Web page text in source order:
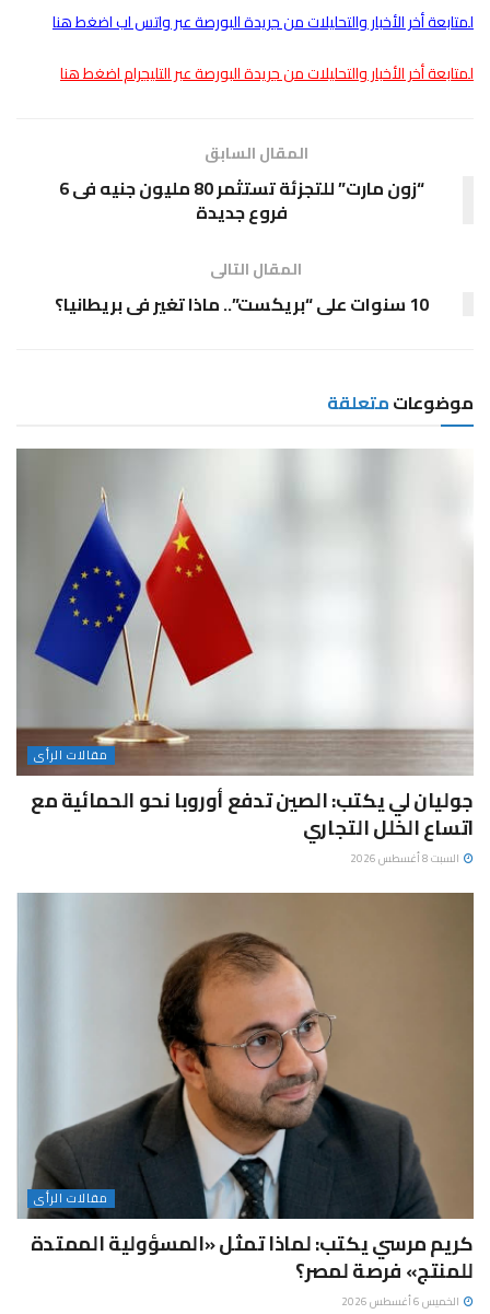
لمتابعة أخر الأخبار والتحليلات من جريدة البورصة عبر واتس اب اضغط هنا
لمتابعة أخر الأخبار والتحليلات من جريدة البورصة عبر التليجرام اضغط هنا
المقال السابق
“زون مارت” للتجزئة تستثمر 80 مليون جنيه فى 6
فروع جديدة
المقال التالى
10 سنوات على “بريكست”.. ماذا تغير فى بريطانيا؟
موضوعاتمتعلقة
مقالات الرأى
جوليان لي يكتب: الصين تدفع أوروبا نحو الحمائية مع
اتساع الخلل التجاري
السبت 8 أغسطس 2026
مقالات الرأى
كريم مرسي يكتب: لماذا تمثل «المسؤولية الممتدة
للمنتج» فرصة لمصر؟
الخميس 6 أغسطس 2026